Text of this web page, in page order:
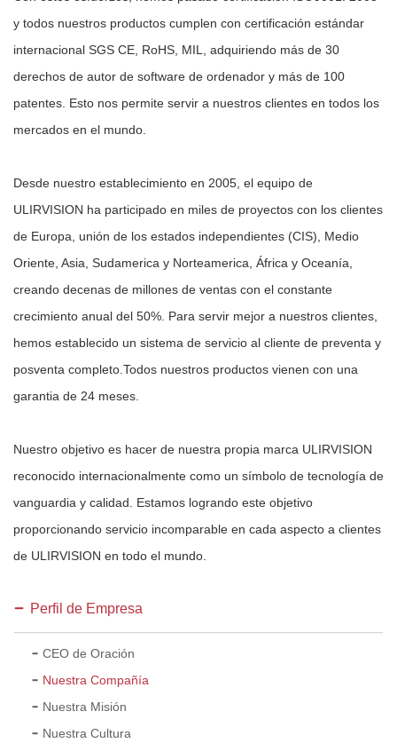
y todos nuestros productos cumplen con certificación estándar
internacional SGS CE, RoHS, MIL, adquiriendo más de 30
derechos de autor de software de ordenador y más de 100
patentes. Esto nos permite servir a nuestros clientes en todos los
mercados en el mundo.
Desde nuestro establecimiento en 2005, el equipo de
ULIRVISION ha participado en miles de proyectos con los clientes
de Europa, unión de los estados independientes (CIS), Medio
Oriente, Asia, Sudamerica y Norteamerica, África y Oceanía,
creando decenas de millones de ventas con el constante
crecimiento anual del 50%. Para servir mejor a nuestros clientes,
hemos establecido un sistema de servicio al cliente de preventa y
posventa completo.Todos nuestros productos vienen con una
garantia de 24 meses.
Nuestro objetivo es hacer de nuestra propia marca ULIRVISION
reconocido internacionalmente como un símbolo de tecnología de
vanguardia y calidad. Estamos logrando este objetivo
proporcionando servicio incomparable en cada aspecto a clientes
de ULIRVISION en todo el mundo.
Perfil de Empresa
CEO de Oración
Nuestra Compañía
Nuestra Misión
Nuestra Cultura